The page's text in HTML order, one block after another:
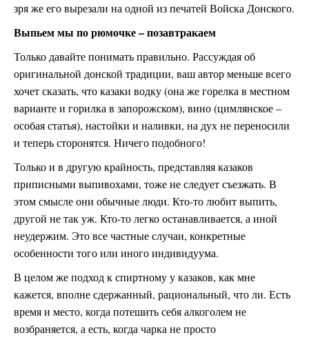
зря же его вырезали на одной из печатей Войска Донского.
Выпьем мы по рюмочке – позавтракаем
Только давайте понимать правильно. Рассуждая об
оригинальной донской традиции, ваш автор меньше всего
хочет сказать, что казаки водку (она же горелка в местном
варианте и горилка в запорожском), вино (цимлянское –
особая статья), настойки и наливки, на дух не переносили
и теперь сторонятся. Ничего подобного!
Только и в другую крайность, представляя казаков
приписными выпивохами, тоже не следует съезжать. В
этом смысле они обычные люди. Кто-то любит выпить,
другой не так уж. Кто-то легко останавливается, а иной
неудержим. Это все частные случаи, конкретные
особенности того или иного индивидуума.
В целом же подход к спиртному у казаков, как мне
кажется, вполне сдержанный, рациональный, что ли. Есть
время и место, когда потешить себя алкоголем не
возбраняется, а есть, когда чарка не просто